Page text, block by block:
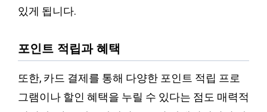
있게 됩니다.
포인트 적립과 혜택
또한, 카드 결제를 통해 다양한 포인트 적립 프로
그램이나 할인 혜택을 누릴 수 있다는 점도 매력적